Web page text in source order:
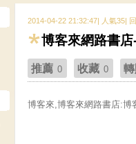
2014-04-22 21:32:47| 人氣35|
博客來網路書
推薦 0 收藏 0
博客來,博客來網路書店:博